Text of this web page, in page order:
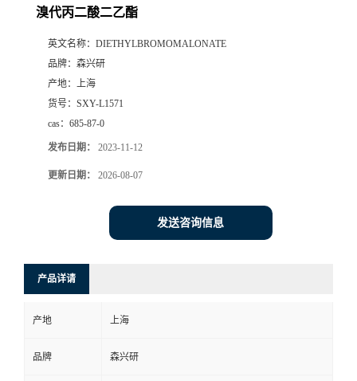
溴代丙二酸二乙酯
英文名称： DIETHYLBROMOMALONATE
品牌： 森兴研
产地： 上海
货号： SXY-L1571
cas： 685-87-0
发布日期： 2023-11-12
更新日期： 2026-08-07
发送咨询信息
产品详请
产地 上海
品牌 森兴研